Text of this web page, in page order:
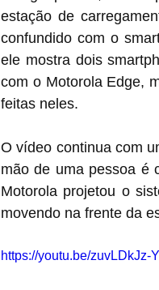
estação de
confundido com o
ele mostra dois
com o Motorola Edge,
feitas neles.
O vídeo continua com
mão de uma pessoa é
Motorola projetou o
movendo na frente da
https://youtu.be/zuvLDkJz-